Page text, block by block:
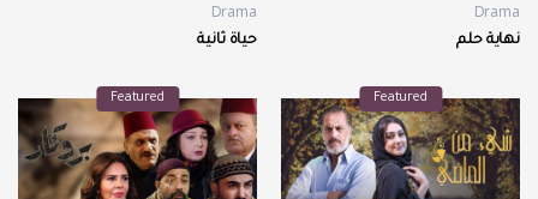
Drama
نهاية حلم
Drama
حياة ثانية
Featured
Featured